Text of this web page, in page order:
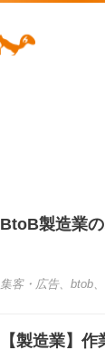
BtoB製造業
集客・広告、 btob、
【製造業】